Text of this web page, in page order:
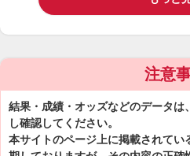
注意
結果・成績・オッズなどのデータ
し確認してください。
本サイトのページ上に掲載されて